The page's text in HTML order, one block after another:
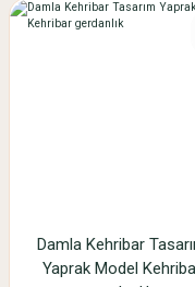
Damla Kehribar
Yaprak Model